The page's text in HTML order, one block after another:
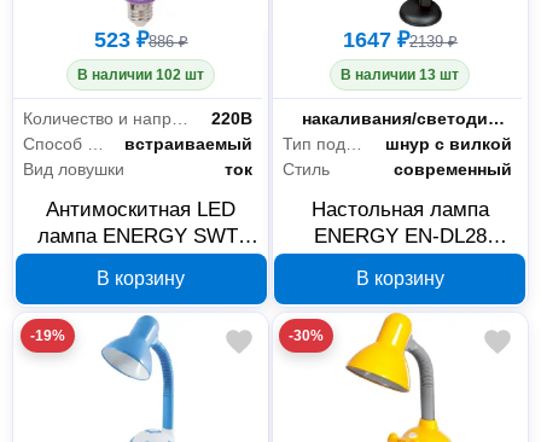
523 ₽886 ₽
В наличии 102 шт
220В
встраиваемый
Вид ловушки
ток
Антимоскитная LED
лампа ENERGY SWT-
В корзину
1647 ₽2139 ₽
В наличии 13 шт
Тип лампы
накаливания/светодиодная
шнур с вилкой
Стиль
современный
Настольная лампа
ENERGY EN-DL28
В корзину
-19% -30%